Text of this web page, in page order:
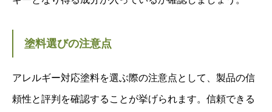
塗料選びの注意点
アレルギー対応塗料を選ぶ際の注意点として、製品の信
頼性と評判を確認することが挙げられます。信頼できる